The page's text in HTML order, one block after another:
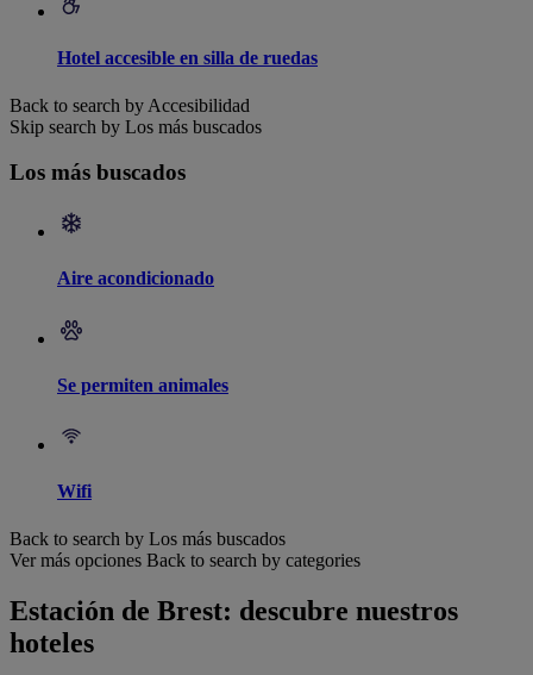
Hotel accesible en silla de ruedas
Back to search by Accesibilidad
Skip search by Los más buscados
Los más buscados
Aire acondicionado
Se permiten animales
Wifi
Back to search by Los más buscados
Ver más opciones Back to search by categories
Estación de Brest: descubre nuestros
hoteles